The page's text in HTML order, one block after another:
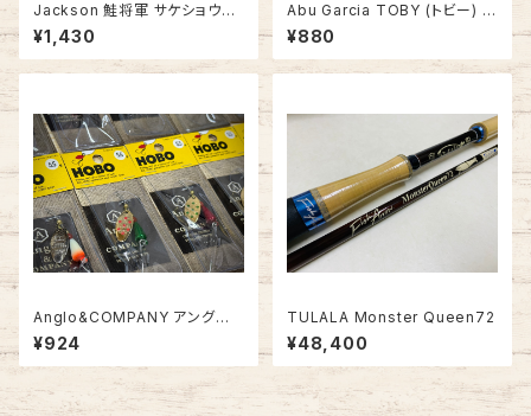
Jackson 鮭将軍 サケショウグ
ン
¥1,430
Abu Garcia TOBY (トビー) 1
8g【リメイクモデル】
¥880
Anglo&COMPANY アングロ&
カンパニー HOBO SPINNER
5.5g
¥924
TULALA Monster Queen72
¥48,400